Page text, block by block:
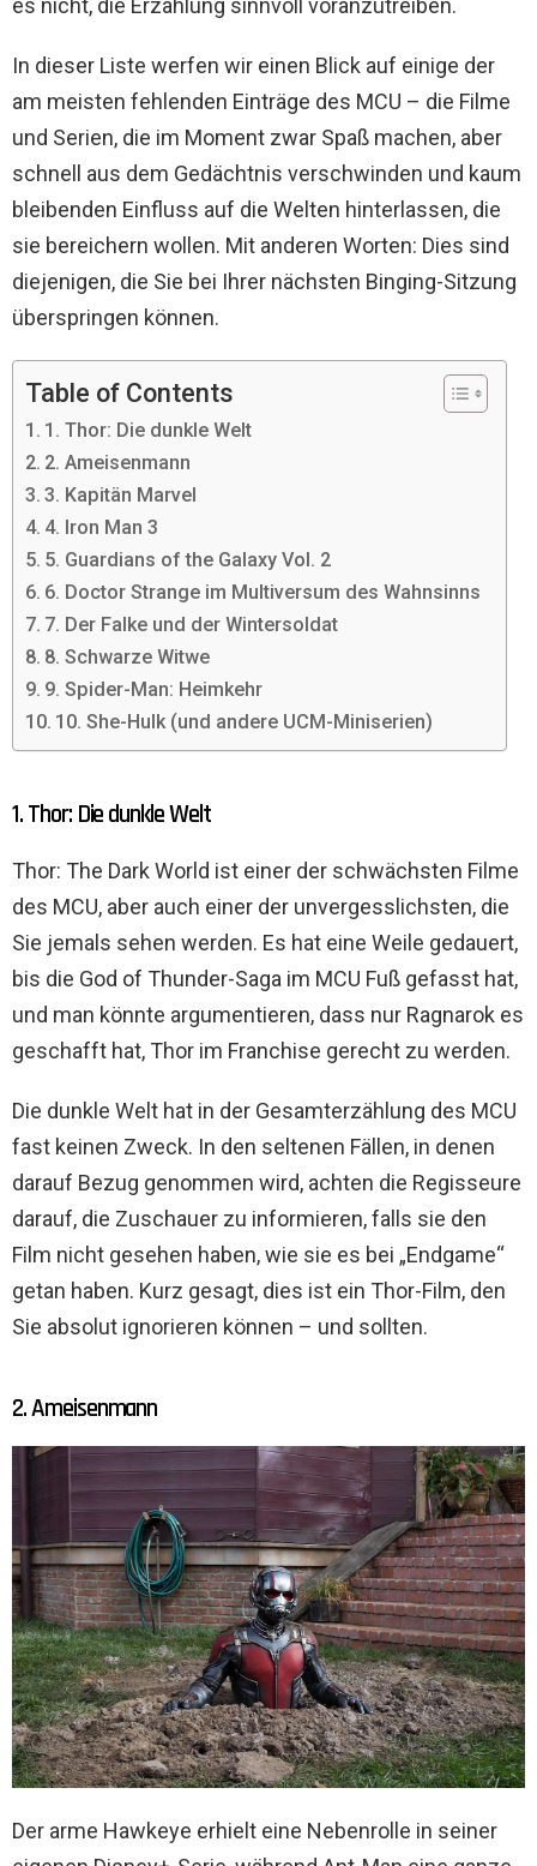
es nicht, die Erzählung sinnvoll voranzutreiben.
In dieser Liste werfen wir einen Blick auf einige der
am meisten fehlenden Einträge des MCU – die Filme
und Serien, die im Moment zwar Spaß machen, aber
schnell aus dem Gedächtnis verschwinden und kaum
bleibenden Einfluss auf die Welten hinterlassen, die
sie bereichern wollen. Mit anderen Worten: Dies sind
diejenigen, die Sie bei Ihrer nächsten Binging-Sitzung
überspringen können.
Table of Contents
1. Thor: Die dunkle Welt
2. Ameisenmann
3. Kapitän Marvel
4. Iron Man 3
5. Guardians of the Galaxy Vol. 2
6. Doctor Strange im Multiversum des Wahnsinns
7. Der Falke und der Wintersoldat
8. Schwarze Witwe
9. Spider-Man: Heimkehr
10. She-Hulk (und andere UCM-Miniserien)
1. Thor: Die dunkle Welt
Thor: The Dark World ist einer der schwächsten Filme
des MCU, aber auch einer der unvergesslichsten, die
Sie jemals sehen werden. Es hat eine Weile gedauert,
bis die God of Thunder-Saga im MCU Fuß gefasst hat,
und man könnte argumentieren, dass nur Ragnarok es
geschafft hat, Thor im Franchise gerecht zu werden.
Die dunkle Welt hat in der Gesamterzählung des MCU
fast keinen Zweck. In den seltenen Fällen, in denen
darauf Bezug genommen wird, achten die Regisseure
darauf, die Zuschauer zu informieren, falls sie den
Film nicht gesehen haben, wie sie es bei „Endgame“
getan haben. Kurz gesagt, dies ist ein Thor-Film, den
Sie absolut ignorieren können – und sollten.
2. Ameisenmann
Der arme Hawkeye erhielt eine Nebenrolle in seiner